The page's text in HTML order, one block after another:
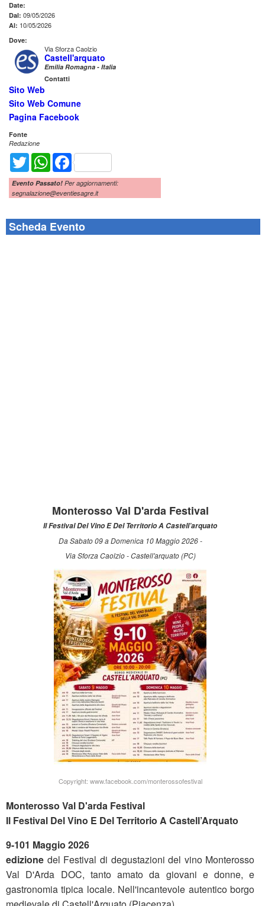
Date:
Dal: 09/05/2026
Al: 10/05/2026
Dove:
Via Sforza Caolzio
Castell'arquato
Emilia Romagna - Italia
Contatti
Sito Web
Sito Web Comune
Pagina Facebook
Fonte
Redazione
Twitter WhatsAppFacebook
Evento Passato! Per aggiornamenti:
segnalazione@eventiesagre.it
Scheda Evento
Monterosso Val D'arda Festival
Il Festival Del Vino E Del Territorio A Castell’arquato
Da Sabato 09 a Domenica 10 Maggio 2026 -
Via Sforza Caolzio - Castell'arquato (PC)
Copyright: www.facebook.com/monterossofestival
Monterosso Val D'arda Festival
Il Festival Del Vino E Del Territorio A Castell’Arquato
9-101 Maggio 2026
edizione del Festival di degustazioni del vino Monterosso
Val D'Arda DOC, tanto amato da giovani e donne, e
gastronomia tipica locale. Nell'incantevole autentico borgo